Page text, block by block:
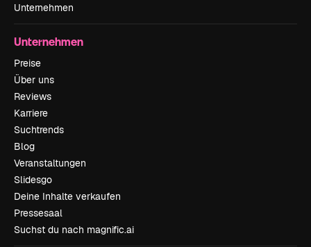
Unternehmen
Unternehmen
Preise
Über uns
Reviews
Karriere
Suchtrends
Blog
Veranstaltungen
Slidesgo
Deine Inhalte verkaufen
Pressesaal
Suchst du nach magnific.ai